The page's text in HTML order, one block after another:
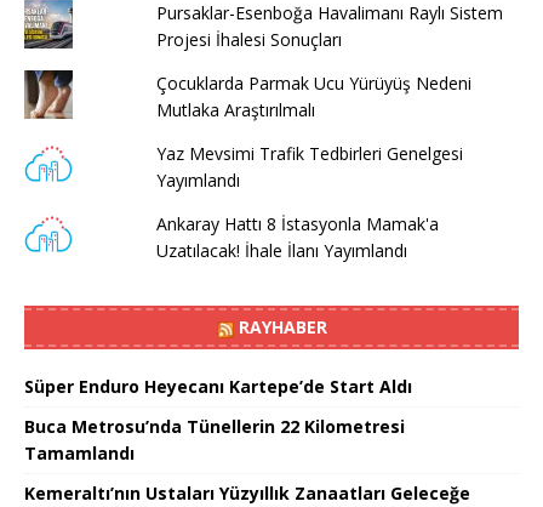
Pursaklar-Esenboğa Havalimanı Raylı Sistem
Projesi İhalesi Sonuçları
Çocuklarda Parmak Ucu Yürüyüş Nedeni
Mutlaka Araştırılmalı
Yaz Mevsimi Trafik Tedbirleri Genelgesi
Yayımlandı
Ankaray Hattı 8 İstasyonla Mamak'a
Uzatılacak! İhale İlanı Yayımlandı
RAYHABER
Süper Enduro Heyecanı Kartepe’de Start Aldı
Buca Metrosu’nda Tünellerin 22 Kilometresi
Tamamlandı
Kemeraltı’nın Ustaları Yüzyıllık Zanaatları Geleceğe